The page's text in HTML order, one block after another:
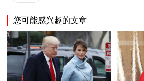
您可能感兴趣的文章